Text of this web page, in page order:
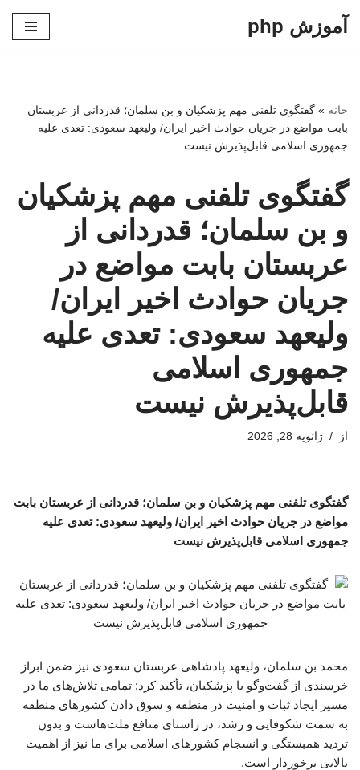
آموزش php
خانه » گفتگوی تلفنی مهم پزشکیان و بن سلمان؛ قدردانی از عربستان
بابت مواضع در جریان حوادث اخیر ایران/ ولیعهد سعودی: تعدی علیه
جمهوری اسلامی قابل‌پذیرش نیست
گفتگوی تلفنی مهم پزشکیان
و بن سلمان؛ قدردانی از
عربستان بابت مواضع در
جریان حوادث اخیر ایران/
ولیعهد سعودی: تعدی علیه
جمهوری اسلامی
قابل‌پذیرش نیست
از ژانویه 28, 2026
گفتگوی تلفنی مهم پزشکیان و بن سلمان؛ قدردانی از عربستان بابت
مواضع در جریان حوادث اخیر ایران/ ولیعهد سعودی: تعدی علیه
جمهوری اسلامی قابل‌پذیرش نیست
محمد بن سلمان، ولیعهد پادشاهی عربستان سعودی نیز ضمن ابراز
خرسندی از گفت‌وگو با پزشکیان، تأکید کرد: تمامی تلاش‌های ما در
مسیر ایجاد ثبات و امنیت در منطقه و سوق دادن کشورهای منطقه
به سمت شکوفایی و رشد، در راستای منافع ملت‌هاست و بدون
تردید همبستگی و انسجام کشورهای اسلامی برای ما نیز از اهمیت
بالایی برخوردار است.